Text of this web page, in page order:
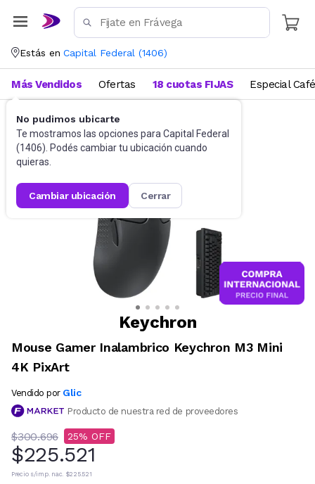
Estás en Capital Federal (1406)
No pudimos ubicarte
Te mostramos las opciones para Capital Federal
(1406). Podés cambiar tu ubicación cuando
quieras.
cambiar ubicación cerrar
Más Vendidos Ofertas 18 cuotas FIJAS Especial Café
Gaming PC Mouses
Keychron
Mouse Gamer Inalambrico Keychron M3 Mini
4K PixArt
Vendido por Glic
Producto de nuestra red de proveedores
$300.696 25
$225.521
Precio s/imp. nac. $225.521